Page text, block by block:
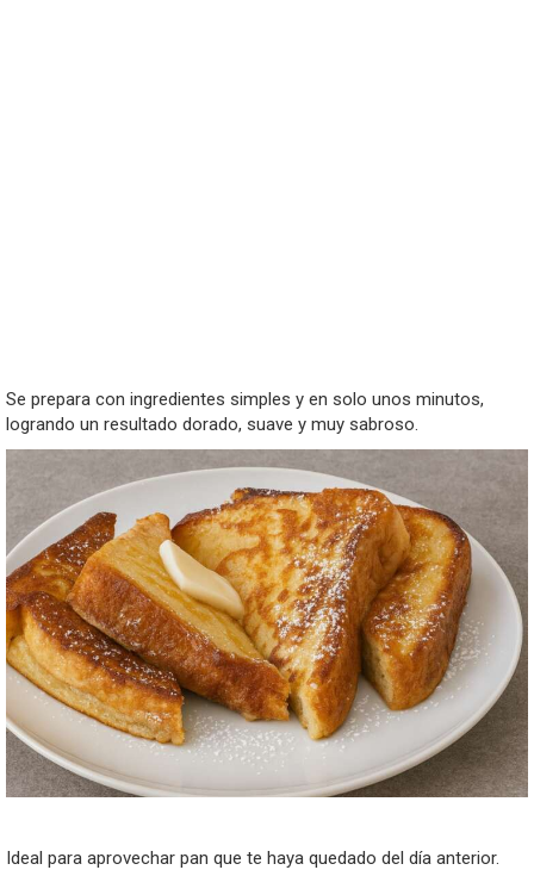
Se prepara con ingredientes simples y en solo unos minutos,
logrando un resultado dorado, suave y muy sabroso.
Ideal para aprovechar pan que te haya quedado del día anterior.